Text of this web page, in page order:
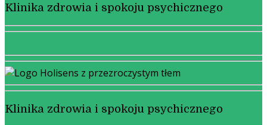
Klinika zdrowia i spokoju psychicznego
Klinika zdrowia i spokoju psychicznego